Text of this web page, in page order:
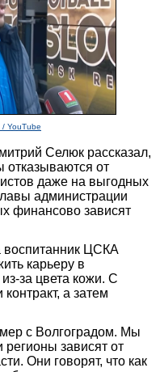
YouTube
Селюк рассказал,
отказываются от
даже на выгодных
администрации
финансово зависят
воспитанник ЦСКА
карьеру в
за цвета кожи. С
а затем
с Волгоградом. Мы
зависят от
Они говорят, что как